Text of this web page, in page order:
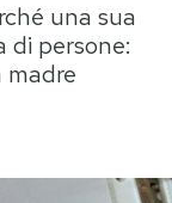
una sua
di persone:
madre